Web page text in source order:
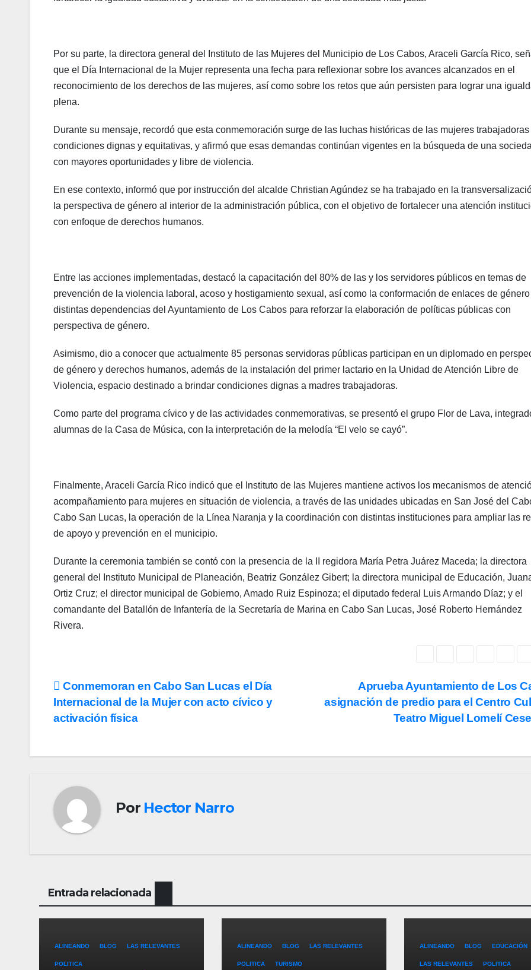
Por su parte, la directora general del Instituto de las Mujeres del Municipio de Los Cabos, Araceli García Rico,
que el Día Internacional de la Mujer representa una fecha para reflexionar sobre los avances alcanzados en el
reconocimiento de los derechos de las mujeres, así como sobre los retos que aún persisten para lograr una
plena.
Durante su mensaje, recordó que esta conmemoración surge de las luchas históricas de las mujeres trabajadoras
condiciones dignas y equitativas, y afirmó que esas demandas continúan vigentes en la búsqueda de una
con mayores oportunidades y libre de violencia.
En ese contexto, informó que por instrucción del alcalde Christian Agúndez se ha trabajado en la
la perspectiva de género al interior de la administración pública, con el objetivo de fortalecer una atención
con enfoque de derechos humanos.
Entre las acciones implementadas, destacó la capacitación del 80% de las y los servidores públicos en temas de
prevención de la violencia laboral, acoso y hostigamiento sexual, así como la conformación de enlaces de género
distintas dependencias del Ayuntamiento de Los Cabos para reforzar la elaboración de políticas públicas con
perspectiva de género.
Asimismo, dio a conocer que actualmente 85 personas servidoras públicas participan en un diplomado en
de género y derechos humanos, además de la instalación del primer lactario en la Unidad de Atención Libre de
Violencia, espacio destinado a brindar condiciones dignas a madres trabajadoras.
Como parte del programa cívico y de las actividades conmemorativas, se presentó el grupo Flor de Lava,
alumnas de la Casa de Música, con la interpretación de la melodía “El velo se cayó”.
Finalmente, Araceli García Rico indicó que el Instituto de las Mujeres mantiene activos los mecanismos de
acompañamiento para mujeres en situación de violencia, a través de las unidades ubicadas en San José del
Cabo San Lucas, la operación de la Línea Naranja y la coordinación con distintas instituciones para ampliar las
de apoyo y prevención en el municipio.
Durante la ceremonia también se contó con la presencia de la II regidora María Petra Juárez Maceda; la directora
general del Instituto Municipal de Planeación, Beatriz González Gibert; la directora municipal de Educación,
Ortiz Cruz; el director municipal de Gobierno, Amado Ruiz Espinoza; el diputado federal Luis Armando Díaz; y el
comandante del Batallón de Infantería de la Secretaría de Marina en Cabo San Lucas, José Roberto Hernández
Rivera.
Navegación
de
Aprueba Ayuntamiento de Los
asignación de predio para el Centro
Teatro Miguel Lomelí
Conmemoran en Cabo San Lucas el Día
Internacional de la Mujer con acto cívico y
activación física
Por Hector Narro
Entrada relacionada
ALINEANDO BLOG LAS RELEVANTES
POLITICA
ALINEANDO BLOG LAS RELEVANTES
POLITICA TURISMO
ALINEANDO BLOG EDUCACIÓN
LAS RELEVANTES POLITICA